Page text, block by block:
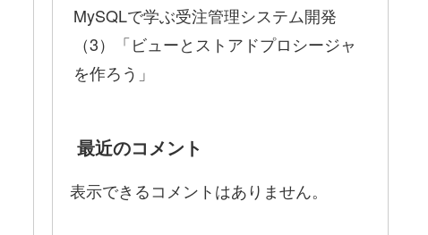
MySQLで学ぶ受注管理システム開発
（3）「ビューとストアドプロシージャ
を作ろう」
最近のコメント
表示できるコメントはありません。